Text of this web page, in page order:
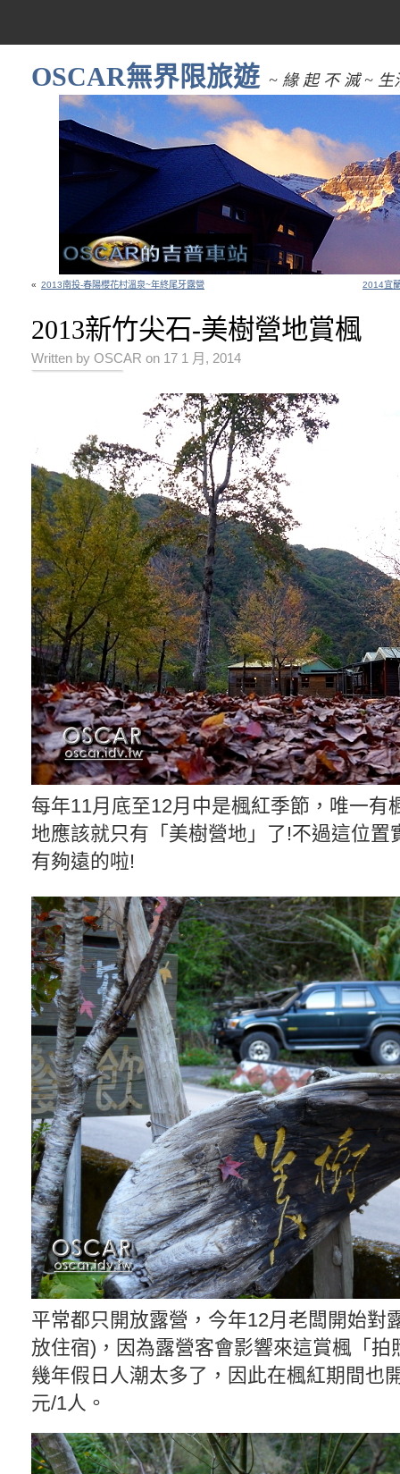
OSCAR無界限旅遊 ~ 緣 起 不 滅 ~ 生
« 2013南投-春陽櫻花村溫泉~年終尾牙露營 2014宜
2013新竹尖石-美樹營地賞楓
Written by OSCAR on 17 1 月, 2014
每年11月底至12月中是楓紅季節，唯一有
地應該就只有「美樹營地」了!不過這位
有夠遠的啦!
平常都只開放露營，今年12月老闆開始對
放住宿)，因為露營客會影響來這賞楓「拍
幾年假日人潮太多了，因此在楓紅期間也
元/1人。